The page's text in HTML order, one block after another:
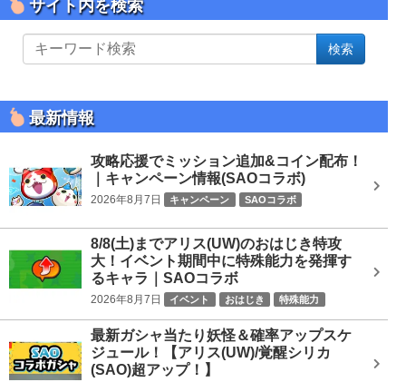
サイト内を検索
サ
イ
を
検
検索
最新情報
攻略応援でミッション追加&コイン配布！
｜キャンペーン情報(SAOコラボ)
2026年8月7日 キャンペーン SAOコラボ
8/8(土)までアリス(UW)のおはじき特攻
大！イベント期間中に特殊能力を発揮す
るキャラ｜SAOコラボ
2026年8月7日 イベント おはじき
特殊能力
SAOコラボ
最新ガシャ当たり妖怪＆確率アップスケ
ジュール！【アリス(UW)/覚醒シリカ
(SAO)超アップ！】